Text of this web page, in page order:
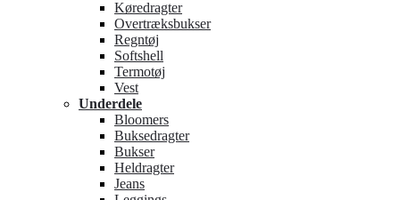
Køredragter
Overtræksbukser
Regntøj
Softshell
Termotøj
Vest
Underdele
Bloomers
Buksedragter
Bukser
Heldragter
Jeans